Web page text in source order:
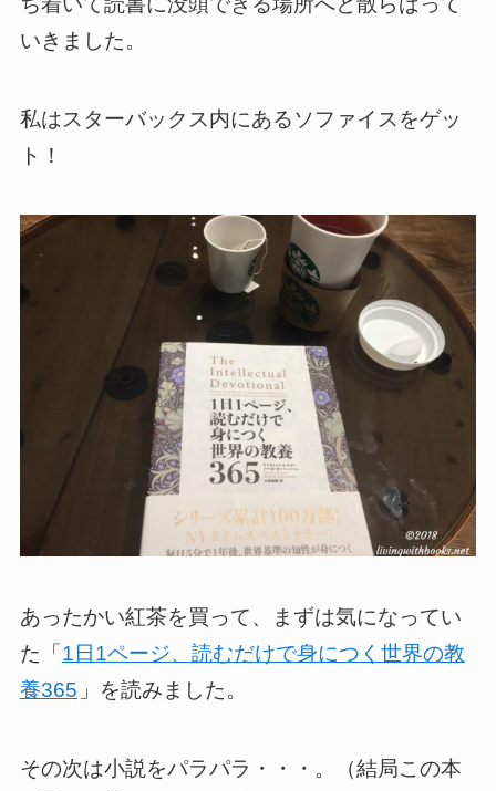
いきました。
私はスターバックス内にあるソファイスをゲッ
ト！
あったかい紅茶を買って、まずは気になってい
た「 1日1ページ、読むだけで身につく世界の教
養365 」を読みました。
その次は小説をパラパラ・・・。（結局この本